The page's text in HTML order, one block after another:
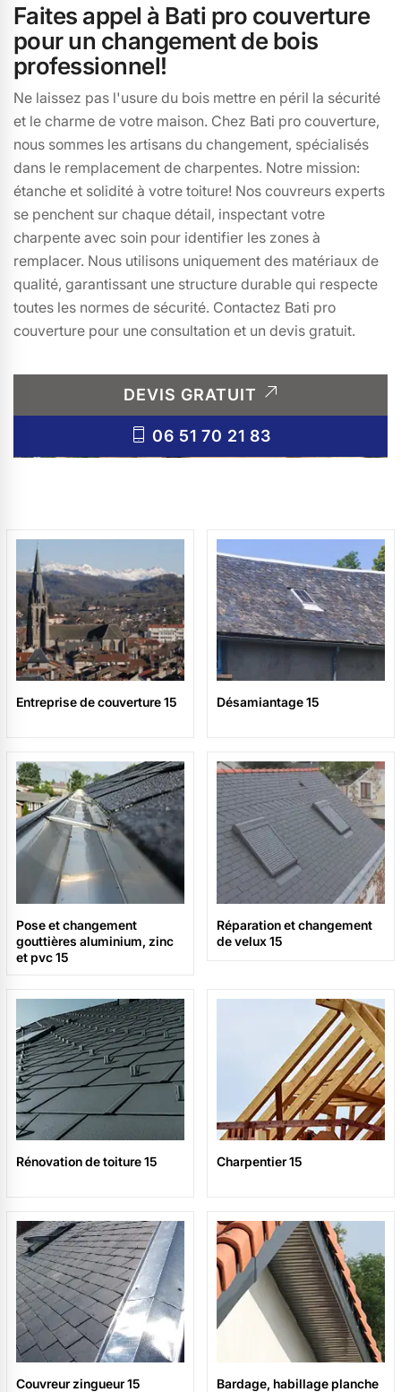
Faites appel à Bati pro couverture
pour un changement de bois
professionnel!
Ne laissez pas l'usure du bois mettre en péril la sécurité
et le charme de votre maison. Chez Bati pro couverture,
nous sommes les artisans du changement, spécialisés
dans le remplacement de charpentes. Notre mission:
étanche et solidité à votre toiture! Nos couvreurs experts
se penchent sur chaque détail, inspectant votre
charpente avec soin pour identifier les zones à
remplacer. Nous utilisons uniquement des matériaux de
qualité, garantissant une structure durable qui respecte
toutes les normes de sécurité. Contactez Bati pro
couverture pour une consultation et un devis gratuit.
DEVIS GRATUIT
06 51 70 21 83
Entreprise de couverture 15 Désamiantage 15
Pose et changement
gouttières aluminium, zinc
et pvc 15
Réparation et changement
de velux 15
Rénovation de toiture 15 Charpentier 15
Couvreur zingueur 15 Bardage, habillage planche